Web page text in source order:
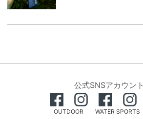
公式SNSアカウント
OUTDOOR WATER SPORTS